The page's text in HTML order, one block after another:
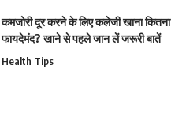
कमजोरी दूर करने के लिए कलेजी खाना कितना
फायदेमंद? खाने से पहले जान लें जरूरी बातें
Health Tips